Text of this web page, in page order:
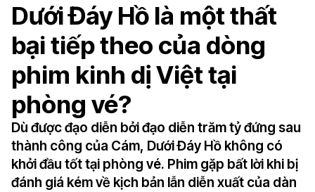
Dưới Đáy Hồ là một thất
bại tiếp theo của dòng
phim kinh dị Việt tại
phòng vé?
Dù được đạo diễn bởi đạo diễn trăm tỷ đứng sau
thành công của Cám, Dưới Đáy Hồ không có
khởi đầu tốt tại phòng vé. Phim gặp bất lời khi bị
đánh giá kém về kịch bản lẫn diễn xuất của dàn